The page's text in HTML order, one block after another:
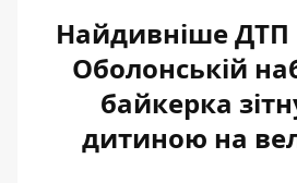
Найдивніше ДТП
Оболонській
байкерка
дитиною на